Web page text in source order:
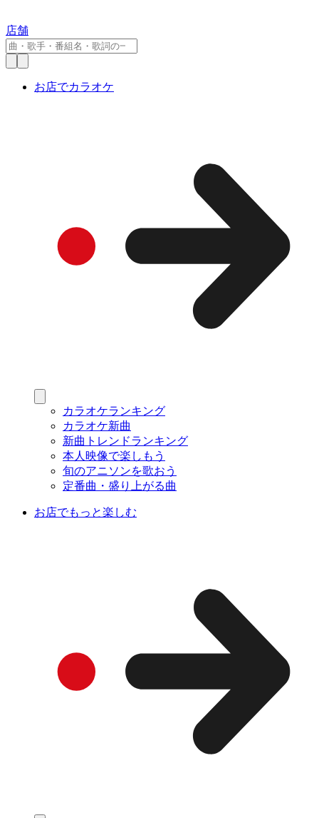
店舗
お店でカラオケ
カラオケランキング
カラオケ新曲
新曲トレンドランキング
本人映像で楽しもう
旬のアニソンを歌おう
定番曲・盛り上がる曲
お店でもっと楽しむ